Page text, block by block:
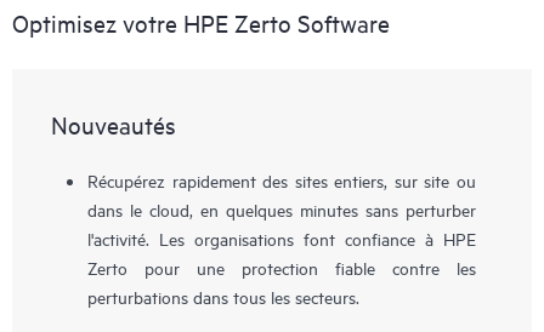
Optimisez votre HPE Zerto Software
Nouveautés
Récupérez rapidement des sites entiers, sur site ou
dans le cloud, en quelques minutes sans perturber
l'activité. Les organisations font confiance à HPE
Zerto pour une protection fiable contre les
perturbations dans tous les secteurs.